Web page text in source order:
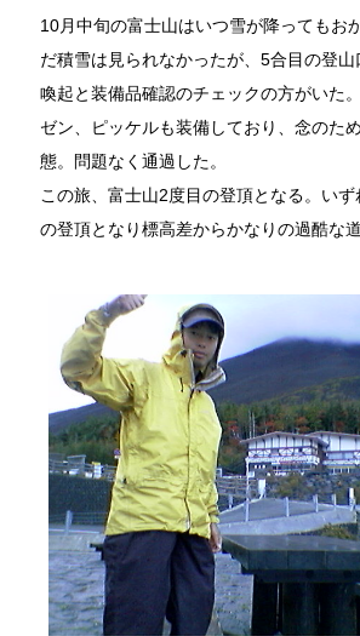
10月中旬の富士山はいつ雪が降ってもお
だ積雪は見られなかったが、5合目の登
喚起と装備品確認のチェックの方がいた
ゼン、ピッケルも装備しており、念のた
態。問題なく通過した。
この旅、富士山2度目の登頂となる。い
の登頂となり標高差からかなりの過酷な